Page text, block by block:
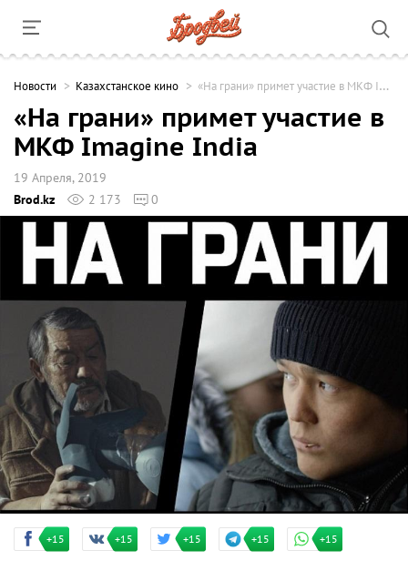
Новости Казахстанское кино «На грани» примет участие в МКФ Imagine India
«На грани» примет участие в
МКФ Imagine India
19 Апреля, 2019
Brod.kz
2 173 0
+15 +15 +15 +15 +15